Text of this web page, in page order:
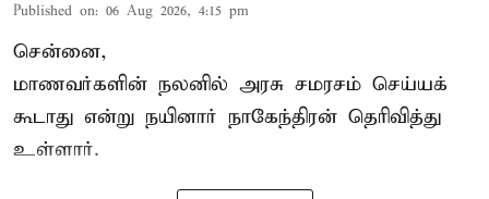
Published on: 06 Aug 2026, 4:15 pm
சென்னை,
மாணவர்களின் நலனில் அரசு சமரசம் செய்யக்
கூடாது என்று நயினார் நாகேந்திரன் தெரிவித்து
உள்ளார்.